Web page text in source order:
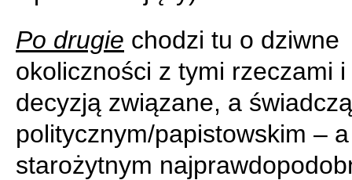
Po drugie chodzi tu o dziwne
okoliczności z tymi rzeczami i
decyzją związane, a
politycznym/papistowskim –
starożytnym